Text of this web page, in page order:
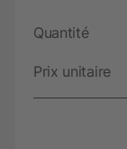
Quantité
Prix unitaire